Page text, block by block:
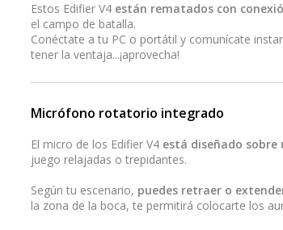
Estos Edifier V4 están rematados con
el campo de batalla.
Conéctate a tu PC o portátil y comunícate
tener la ventaja...¡aprovecha!
Micrófono rotatorio integrado
El micro de los Edifier V4 está diseñado
juego relajadas o trepidantes.
Según tu escenario, puedes retraer o
la zona de la boca, te permitirá colocarte los